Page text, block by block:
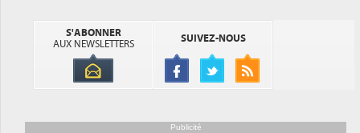
S'ABONNER
AUX NEWSLETTERS
SUIVEZ-NOUS
Publicité